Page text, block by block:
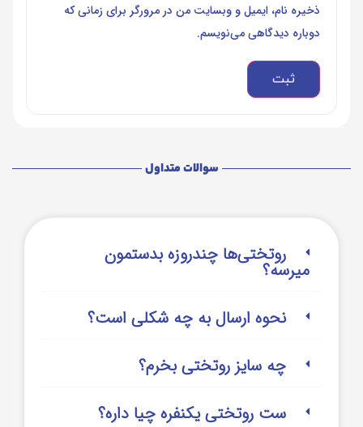
ذخیره نام، ایمیل و وبسایت من در مرورگر برای زمانی که
دوباره دیدگاهی می‌نویسم.
سوالات متداول
روتختی‌‌ها چندروزه بدستمون
میرسه؟
نحوه ارسال به چه شکلی است؟
چه سایز روتختی بخرم؟
ست روتختی یکنفره چیا داره؟